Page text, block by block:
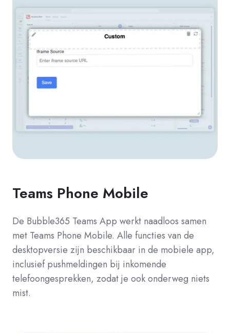
Teams Phone Mobile
De Bubble365 Teams App werkt naadloos samen
met Teams Phone Mobile. Alle functies van de
desktopversie zijn beschikbaar in de mobiele app,
inclusief pushmeldingen bij inkomende
telefoongesprekken, zodat je ook onderweg niets
mist.